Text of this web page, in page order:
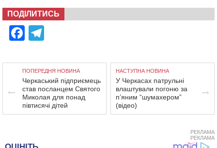
ПОДІЛИТИСЬ
Facebook
ПОПЕРЕДНЯ НОВИНА
Черкаський підприємець
став посланцем Святого
Миколая для понад
півтисячі дітей
НАСТУПНА НОВИНА
У Черкасах патрульні
влаштували погоню за
п’яним “шумахером”
(відео)
РЕКЛАМА
РЕКЛАМА